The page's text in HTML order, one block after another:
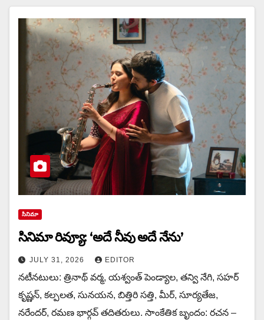
సినిమా
సినిమా రివ్యూ: ‘అదే నీవు అదే నేను’
JULY 31, 2026 EDITOR
నటీనటులు: త్రినాథ్ వర్మ, యశ్వంత్ పెండ్యాల, తన్వి నేగి, సహర్
కృష్ణన్, కల్పలత, సునయన, బిత్తిరి సత్తి, మీర్, సూర్యతేజ,
నరేందర్, రమణ భార్గవ్ తదితరులు. సాంకేతిక బృందం: రచన –